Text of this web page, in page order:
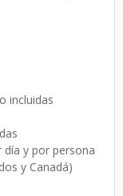
incluidas
día y por persona
y Canadá)